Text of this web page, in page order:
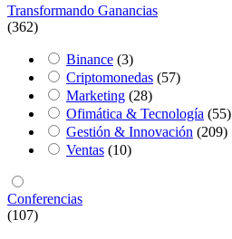
Transformando Ganancias
(362)
Binance (3)
Criptomonedas (57)
Marketing (28)
Ofimática & Tecnología (55)
Gestión & Innovación (209)
Ventas (10)
Conferencias
(107)